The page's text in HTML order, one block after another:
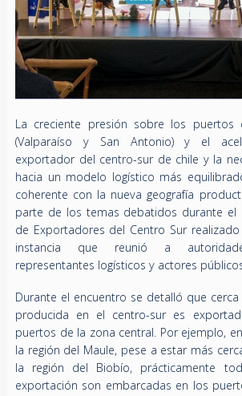
La creciente presión sobre los puertos
(Valparaíso y San Antonio) y el
exportador del centro-sur de chile y la
hacia un modelo logístico más
coherente con la nueva geografía
parte de los temas debatidos durante el
de Exportadores del Centro Sur
instancia que reunió a
representantes logísticos y actores
Durante el encuentro se detalló que
producida en el centro-sur es
puertos de la zona central. Por ejemplo,
la región del Maule, pese a estar más
la región del Biobío, prácticamente
exportación son embarcadas en los